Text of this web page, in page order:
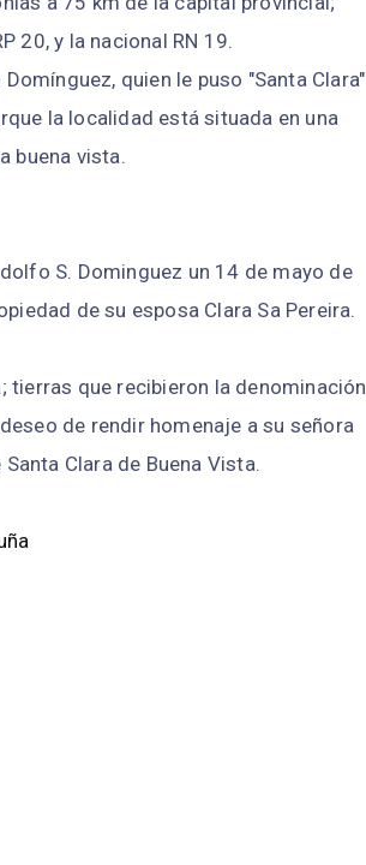
20, y la nacional RN 19.
quien le puso "Santa Clara"
la localidad está situada en una
buena vista.
S. Dominguez un 14 de mayo de
de su esposa Clara Sa Pereira.
tierras que recibieron la denominación
de rendir homenaje a su señora
Clara de Buena Vista.